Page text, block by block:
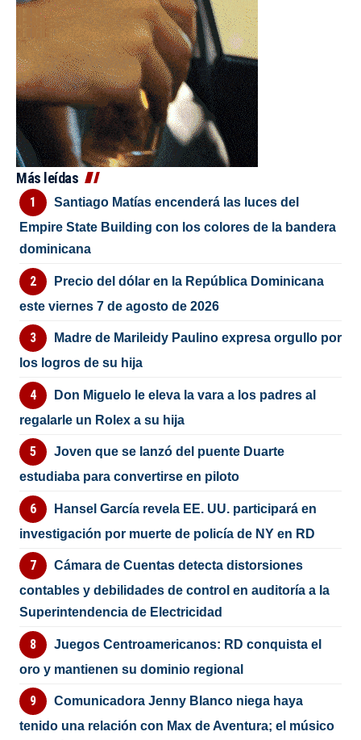
Más leídas
Santiago Matías encenderá las luces del
Empire State Building con los colores de la bandera
dominicana
Precio del dólar en la República Dominicana
este viernes 7 de agosto de 2026
Madre de Marileidy Paulino expresa orgullo por
los logros de su hija
Don Miguelo le eleva la vara a los padres al
regalarle un Rolex a su hija
Joven que se lanzó del puente Duarte
estudiaba para convertirse en piloto
Hansel García revela EE. UU. participará en
investigación por muerte de policía de NY en RD
Cámara de Cuentas detecta distorsiones
contables y debilidades de control en auditoría a la
Superintendencia de Electricidad
Juegos Centroamericanos: RD conquista el
oro y mantienen su dominio regional
Comunicadora Jenny Blanco niega haya
tenido una relación con Max de Aventura; el músico